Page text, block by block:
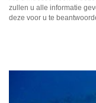
zullen u alle informatie
deze voor u te